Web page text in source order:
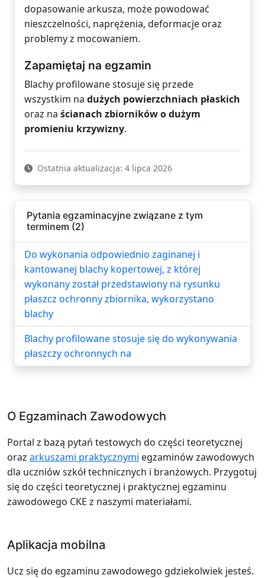
dopasowanie arkusza, może powodować
nieszczelności, naprężenia, deformacje oraz
problemy z mocowaniem.
Zapamiętaj na egzamin
Blachy profilowane stosuje się przede
wszystkim na dużych powierzchniach płaskich
oraz na ścianach zbiorników o dużym
promieniu krzywizny.
Ostatnia aktualizacja: 4 lipca 2026
Pytania egzaminacyjne związane z tym
terminem (2)
Do wykonania odpowiednio zaginanej i
kantowanej blachy kopertowej, z której
wykonany został przedstawiony na rysunku
płaszcz ochronny zbiornika, wykorzystano
blachy
Blachy profilowane stosuje się do wykonywania
płaszczy ochronnych na
O Egzaminach Zawodowych
Portal z bazą pytań testowych do części teoretycznej
oraz arkuszami praktycznymi egzaminów zawodowych
dla uczniów szkół technicznych i branżowych. Przygotuj
się do części teoretycznej i praktycznej egzaminu
zawodowego CKE z naszymi materiałami.
Aplikacja mobilna
Ucz się do egzaminu zawodowego gdziekolwiek jesteś.